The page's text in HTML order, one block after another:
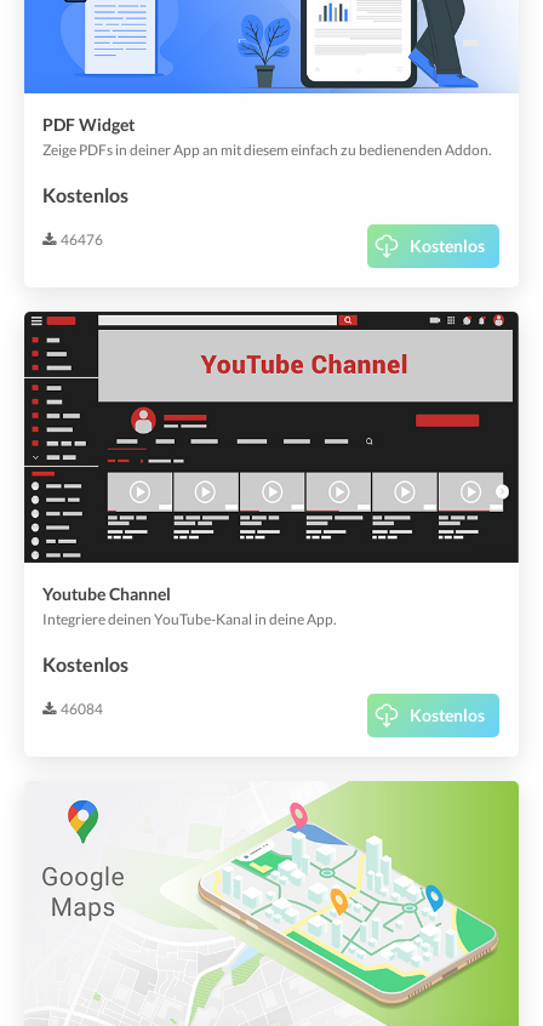
PDF Widget
Zeige PDFs in deiner App an mit diesem einfach zu bedienenden Addon.
Kostenlos
46476 Kostenlos
Youtube Channel
Integriere deinen YouTube-Kanal in deine App.
Kostenlos
46084 Kostenlos